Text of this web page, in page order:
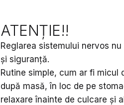
ATENȚIE!!
Reglarea sistemului nervos
și siguranță.
Rutine simple, cum ar fi micul
după masă, în loc de pe
relaxare înainte de culcare și